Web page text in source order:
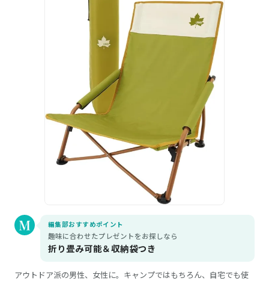
編集部おすすめポイント
趣味に合わせたプレゼントをお探しなら
折り畳み可能＆収納袋つき
アウトドア派の男性、女性に。キャンプではもちろん、自宅でも使